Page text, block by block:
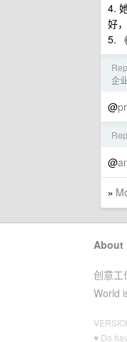
4.
好
5.
企
@
@
»
About
创意工
World
♥ Do